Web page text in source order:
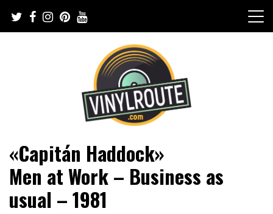
content
VinylRoute
«Capitán Haddock»
Men at Work – Business as
usual – 1981